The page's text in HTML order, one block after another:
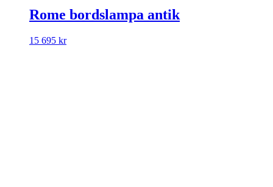
Rome bordslampa antik
15 695 kr